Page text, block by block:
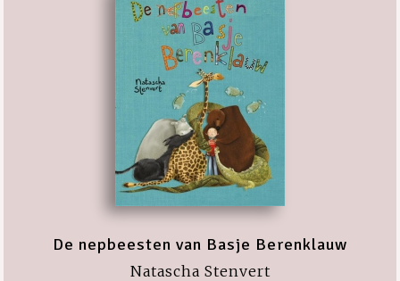
De nepbeesten van Basje Berenklauw
Natascha Stenvert